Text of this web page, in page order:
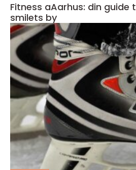
Fitness aAarhus: din
smilets by